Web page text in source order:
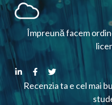
Împreună facem
Recenzia ta e cel mai